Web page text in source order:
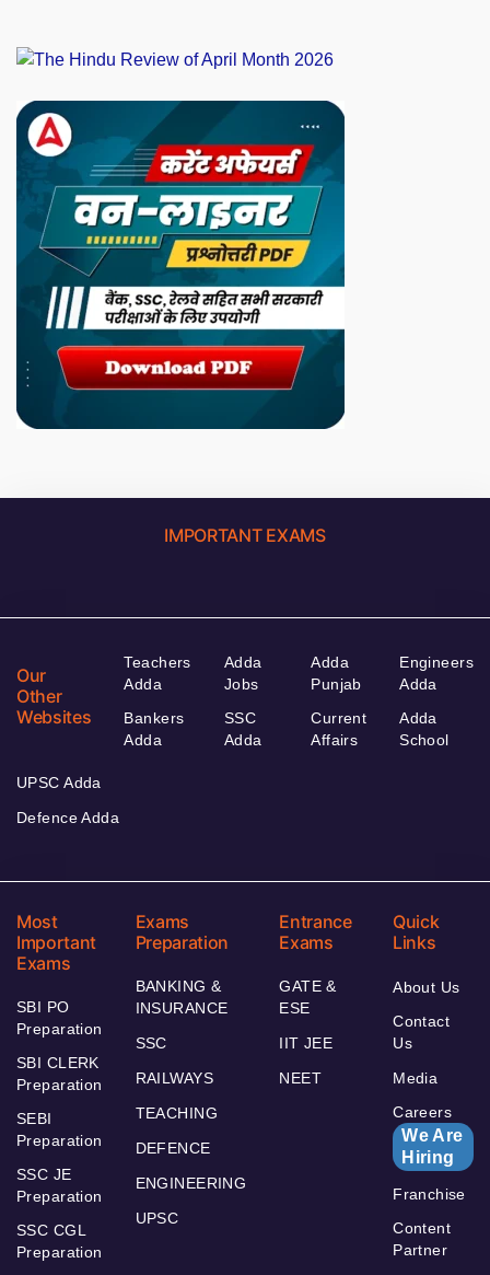
IMPORTANT EXAMS
Our
Other
Websites
Teachers
Adda
Bankers
Adda
Adda
Jobs
SSC
Adda
Adda
Punjab
Current
Affairs
Engineers
Adda
Adda
School
UPSC Adda
Defence Adda
Most
Important
Exams
SBI PO
Preparation
SBI CLERK
Preparation
SEBI
Preparation
SSC JE
Preparation
SSC CGL
Preparation
Exams
Preparation
BANKING &
INSURANCE
SSC
RAILWAYS
TEACHING
DEFENCE
ENGINEERING
UPSC
Entrance
Exams
GATE &
ESE
IIT JEE
NEET
Quick
Links
About Us
Contact
Us
Media
Careers
We Are
Hiring
Franchise
Content
Partner